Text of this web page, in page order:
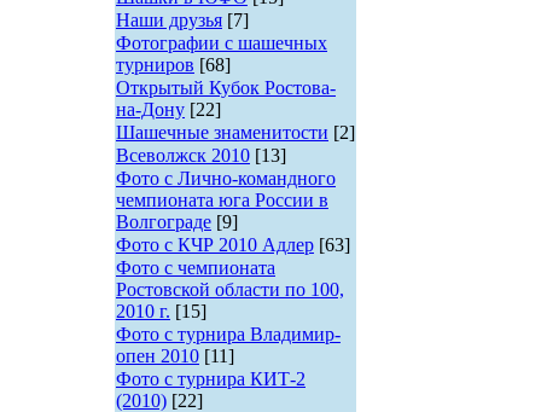
Наши друзья [7]
Фотографии с шашечных
турниров [68]
Открытый Кубок Ростова-
на-Дону [22]
Шашечные знаменитости [2]
Всеволжск 2010 [13]
Фото с Лично-командного
чемпионата юга России в
Волгограде [9]
Фото с КЧР 2010 Адлер [63]
Фото с чемпионата
Ростовской области по 100,
2010 г. [15]
Фото с турнира Владимир-
опен 2010 [11]
Фото с турнира КИТ-2
(2010) [22]